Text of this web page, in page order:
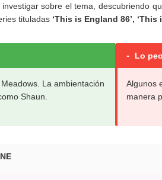
sobre el tema, descubriendo
tituladas ‘This is England 86’, ‘This
La ambientación
Shaun.
- Lo
Algunos
manera